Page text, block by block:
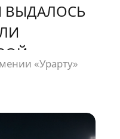
ВЫДАЛОСЬ
«Урарту»